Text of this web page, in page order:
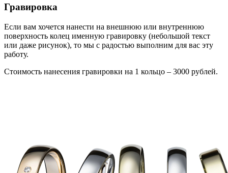
Гравировка
Если вам хочется нанести на внешнюю или внутреннюю
поверхность колец именную гравировку (небольшой текст
или даже рисунок), то мы с радостью выполним для вас эту
работу.
Стоимость нанесения гравировки на 1 кольцо – 3000 рублей.